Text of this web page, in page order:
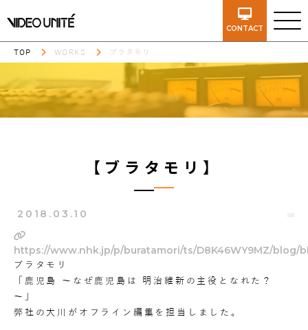
CONTACT
TOP WORKS ブラタモリ
【ブラタモリ】
2018.03.10
https://www.nhk.jp/p/buratamori/ts/D8K46WY9MZ/blog/
ブラタモリ
「鹿児島 ～なぜ鹿児島は 明治維新の主役となれた？
～」
弊社の大川がオフライン編集を担当しました。